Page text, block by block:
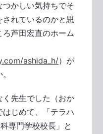
かしい気持ちでそ
されているのかと思
芦田宏直のホーム
ashida_h/）が
先生でした（おか
じめて、「テラハ
専門学校校長」と